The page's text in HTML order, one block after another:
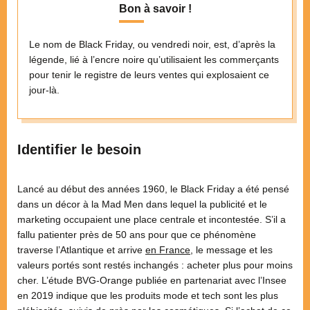
Bon à savoir !
Le nom de Black Friday, ou vendredi noir, est, d’après la
légende, lié à l’encre noire qu’utilisaient les commerçants
pour tenir le registre de leurs ventes qui explosaient ce
jour-là.
Identifier le besoin
Lancé au début des années 1960, le Black Friday a été pensé
dans un décor à la Mad Men dans lequel la publicité et le
marketing occupaient une place centrale et incontestée. S’il a
fallu patienter près de 50 ans pour que ce phénomène
traverse l’Atlantique et arrive en France , le message et les
valeurs portés sont restés inchangés : acheter plus pour moins
cher. L’étude BVG-Orange publiée en partenariat avec l’Insee
en 2019 indique que les produits mode et tech sont les plus